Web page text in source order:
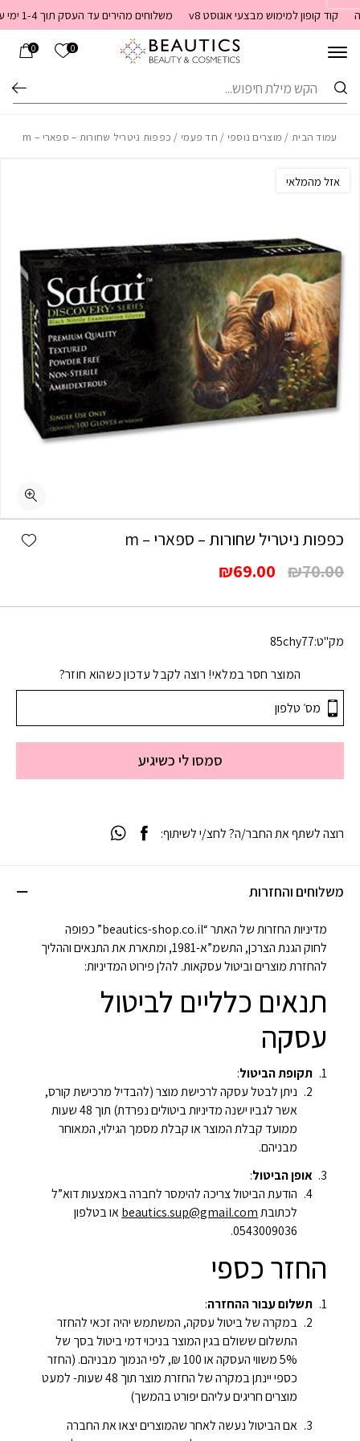
Skip to Content
קוד קופון למימוש מבצעי אוגוסט v8 משלוחים מהירים עד העסק תוך 1-4 ימי עסקים. משלוחים חינם מעל 399 שקלים חדש באתר! ניתן לשלם במזומן לשליח בעת המסירה
0 הרשימה
0
חיפוש
עמוד הבית / מוצרים נוספי / חד פעמי / כפפות ניטריל שחורות – ספארי – m
כפפות ניטריל שחורות – ספארי – m
₪70.00
המחיר
היה:
₪70.00.
₪69.00
המחיר
הוא:
מק"ט:85chy77
המוצר חסר במלאי! רוצה לקבל עדכון כשהוא חוזר?
סמסו לי כשיגיע
משלוחים והחזרות
מדיניות החזרות של האתר “beautics-shop.co.il” כפופה
לחוק הגנת הצרכן, התשמ”א-1981, ומתארת את התנאים וההליך
להחזרת מוצרים וביטול עסקאות. להלן פירוט המדיניות:
תנאים כלליים לביטול
עסקה
תקופת הביטול:
ניתן לבטל עסקה לרכישת מוצר (להבדיל מרכישת קורס,
אשר לגביו ישנה מדיניות ביטולים נפרדת) תוך 48 שעות
ממועד קבלת המוצר או קבלת מסמך הגילוי, המאוחר
מבניהם.
אופן הביטול:
הודעת הביטול צריכה להימסר לחברה באמצעות דוא”ל
לכתובתbeautics.sup@gmail.comאו בטלפון
0543009036.
החזר כספי
תשלום עבור ההחזרה:
במקרה של ביטול עסקה, המשתמש יהיה זכאי להחזר
התשלום ששולם בגין המוצר בניכוי דמי ביטול בסך של
5% משווי העסקה או 100 ₪, לפי הנמוך מבניהם. (החזר
כספי יינתן במקרה של החזרת מוצר תוך 48 שעות- למעט
מוצרים חריגים עליהם יפורט בהמשך)
אם הביטול נעשה לאחר שהמוצרים יצאו את החברה
רוצה לשתף את החבר/ה? לחצ/י לשיתוף:
אזל מהמלאי
בחזרה למעלה